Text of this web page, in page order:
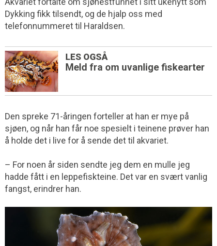
Dykking fikk tilsendt, og de hjalp oss med
telefonnummeret til Haraldsen.
LES OGSÅ
Meld fra om uvanlige fiskearter
Den spreke 71-åringen forteller at han er mye på
sjøen, og når han får noe spesielt i teinene prøver han
å holde det i live for å sende det til akvariet.
– For noen år siden sendte jeg dem en mulle jeg
hadde fått i en leppefiskteine. Det var en svært vanlig
fangst, erindrer han.